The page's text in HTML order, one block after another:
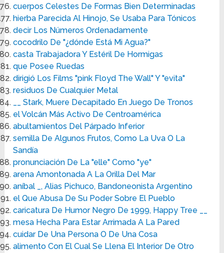
cuerpos Celestes De Formas Bien Determinadas
hierba Parecida Al Hinojo, Se Usaba Para Tónicos
decir Los Números Ordenadamente
cocodrilo De "¿dónde Está Mi Agua?"
casta Trabajadora Y Estéril De Hormigas
que Posee Ruedas
dirigió Los Films "pink Floyd The Wall" Y "evita"
residuos De Cualquier Metal
__ Stark, Muere Decapitado En Juego De Tronos
el Volcán Más Activo De Centroamérica
abultamientos Del Párpado Inferior
semilla De Algunos Frutos, Como La Uva O La
Sandía
pronunciación De La "elle" Como "ye"
arena Amontonada A La Orilla Del Mar
aníbal _, Alias Pichuco, Bandoneonista Argentino
el Que Abusa De Su Poder Sobre El Pueblo
caricatura De Humor Negro De 1999, Happy Tree __
mesa Hecha Para Estar Arrimada A La Pared
cuidar De Una Persona O De Una Cosa
alimento Con El Cual Se Llena El Interior De Otro